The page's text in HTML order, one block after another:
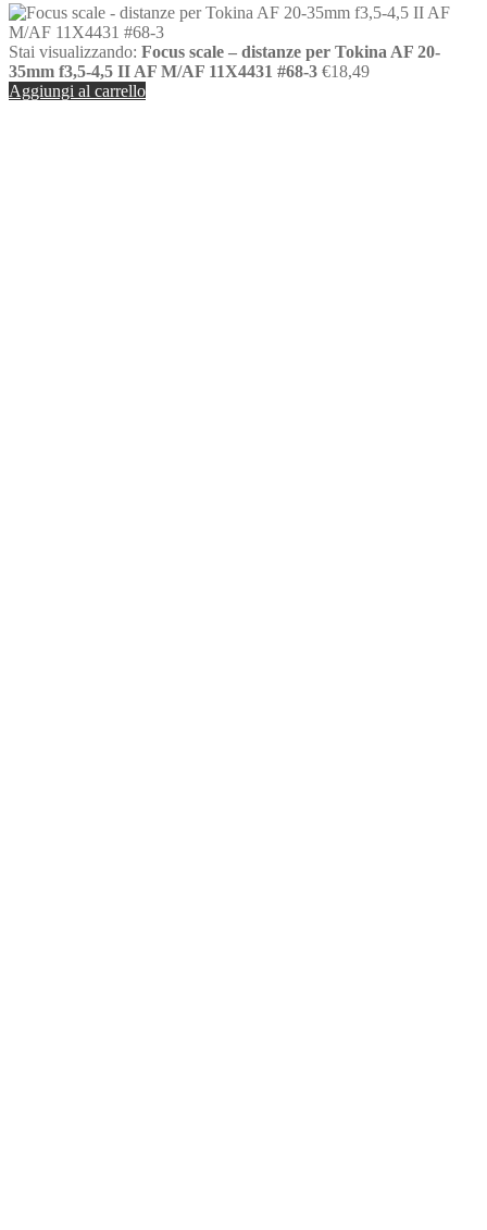
Stai visualizzando: Focus scale – distanze per Tokina AF 20-
35mm f3,5-4,5 II AF M/AF 11X4431 #68-3 €18,49
Aggiungi al carrello